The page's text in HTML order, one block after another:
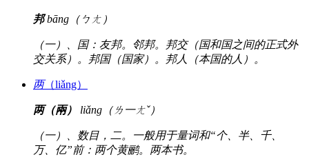
邦bāng（ㄅㄤ）
（一）、国：友邦。邻邦。邦交（国和国之间的正式外
交关系）。邦国（国家）。邦人（本国的人）。
两（liǎng）
两（兩） liǎng（ㄌ一ㄤˇ）
（一）、数目，二。一般用于量词和“个、半、千、
万、亿”前：两个黄鹂。两本书。